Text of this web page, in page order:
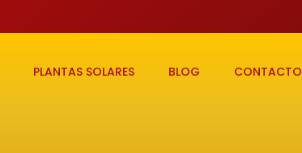
PLANTAS SOLARES BLOG CONTACTO